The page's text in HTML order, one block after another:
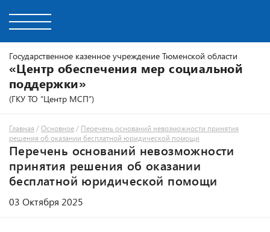
Государственное казенное учреждение Тюменской области
«Центр обеспечения мер социальной
поддержки»
(ГКУ ТО “Центр МСП”)
Главная /Основное / Перечень оснований невозможности принятия
решения об оказании бесплатной юридической помощи
Перечень оснований невозможности
принятия решения об оказании
бесплатной юридической помощи
03 Октября 2025